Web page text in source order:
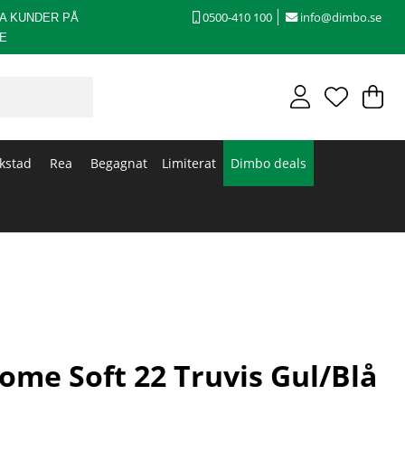
KUNDER PÅ
0500-410 100 info@dimbo.se
.
Rea Begagnat Limiterat Dimbo deals
Soft 22 Truvis Gul/Blå